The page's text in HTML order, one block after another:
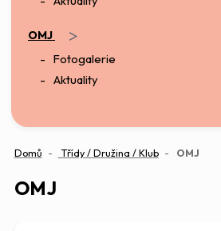
OMJ >
Fotogalerie
Aktuality
Domů Třídy / Družina / Klub OMJ
OMJ